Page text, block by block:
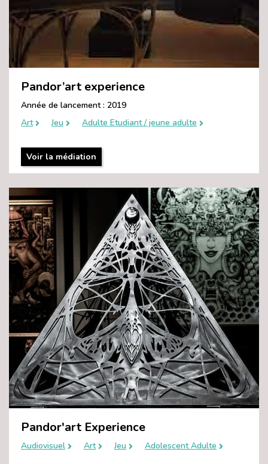
Pandor’art experience
Année de lancement : 2019
Art
Jeu Adulte Etudiant / jeune adulte
Voir la médiation
Pandor'art Experience
Audiovisuel Art Jeu Adolescent Adulte